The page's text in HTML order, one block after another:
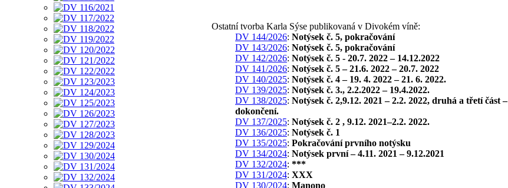
Ostatní tvorba Karla Sýse publikovaná v Divokém víně:
DV 144/2026: Notýsek č. 5, pokračování
DV 143/2026: Notýsek č. 5, pokračování
DV 142/2026: Notýsek č. 5 - 20.7. 2022 – 14.12.2022
DV 141/2026: Notýsek č. 5 – 21.6. 2022 – 20.7. 2022
DV 140/2025: Notýsek č. 4 – 19. 4. 2022 – 21. 6. 2022.
DV 139/2025: Notýsek č. 3., 2.2.2022 – 19.4.2022.
DV 138/2025: Notýsek č. 2,9.12. 2021 – 2.2. 2022, druhá a třetí část –
dokončení.
DV 137/2025: Notýsek č. 2 , 9.12. 2021–2.2. 2022.
DV 136/2025: Notýsek č. 1
DV 135/2025: Pokračování prvního notýsku
DV 134/2024: Notýsek první – 4.11. 2021 – 9.12.2021
DV 132/2024: ***
DV 131/2024: XXX
DV 130/2024: Manono